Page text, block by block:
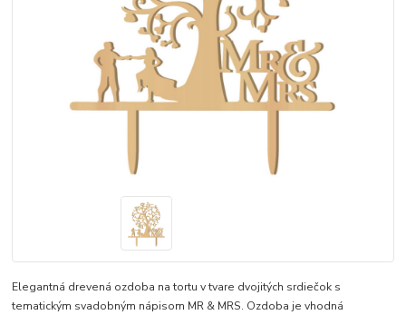
Elegantná drevená ozdoba na tortu v tvare dvojitých srdiečok s
tematickým svadobným nápisom MR & MRS. Ozdoba je vhodná